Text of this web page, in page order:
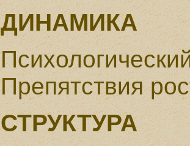
ДИНАМИКА
Препятствия
СТРУКТУРА